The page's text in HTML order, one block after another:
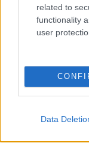
related to
functionality
user
Data
φέρνει